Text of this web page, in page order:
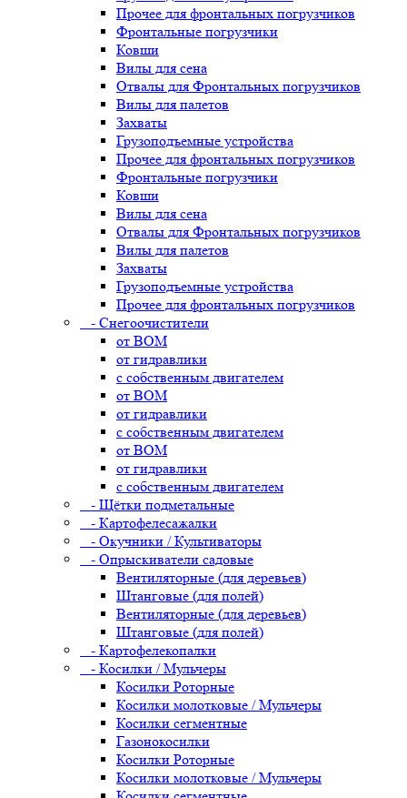
Прочее для фронтальных погрузчиков
Фронтальные погрузчики
Ковши
Вилы для сена
Отвалы для Фронтальных погрузчиков
Вилы для палетов
Захваты
Грузоподъемные устройства
Прочее для фронтальных погрузчиков
Фронтальные погрузчики
Ковши
Вилы для сена
Отвалы для Фронтальных погрузчиков
Вилы для палетов
Захваты
Грузоподъемные устройства
Прочее для фронтальных погрузчиков
- Снегоочистители
от ВОМ
от гидравлики
с собственным двигателем
от ВОМ
от гидравлики
с собственным двигателем
от ВОМ
от гидравлики
с собственным двигателем
- Щётки подметальные
- Картофелесажалки
- Окучники / Культиваторы
- Опрыскиватели садовые
Вентиляторные (для деревьев)
Штанговые (для полей)
Вентиляторные (для деревьев)
Штанговые (для полей)
- Картофелекопалки
- Косилки / Мульчеры
Косилки Роторные
Косилки молотковые / Мульчеры
Косилки сегментные
Газонокосилки
Косилки Роторные
Косилки молотковые / Мульчеры